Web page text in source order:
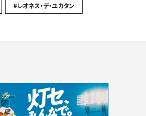
#レオネス・デ・ユカタン